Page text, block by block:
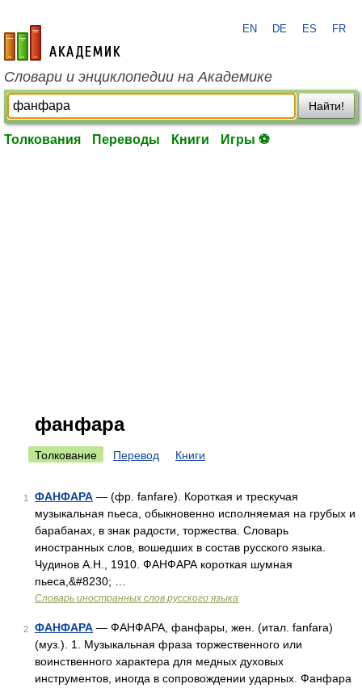
academic.ru
EN DE ES FR
Словари и энциклопедии на Академике
Найти!
Толкования Переводы Книги Игры ⚽
фанфара
Толкование Перевод Книги
1 ФАНФАРА — (фр. fanfare). Короткая и трескучая
музыкальная пьеса, обыкновенно исполняемая на грубых и
барабанах, в знак радости, торжества. Словарь
иностранных слов, вошедших в состав русского языка.
Чудинов А.Н., 1910. ФАНФАРА короткая шумная
пьеса,&#8230; …
Словарь иностранных слов русского языка
2 ФАНФАРА — ФАНФАРА, фанфары, жен. (итал. fanfara)
(муз.). 1. Музыкальная фраза торжественного или
воинственного характера для медных духовых
инструментов, иногда в сопровождении ударных. Фанфара